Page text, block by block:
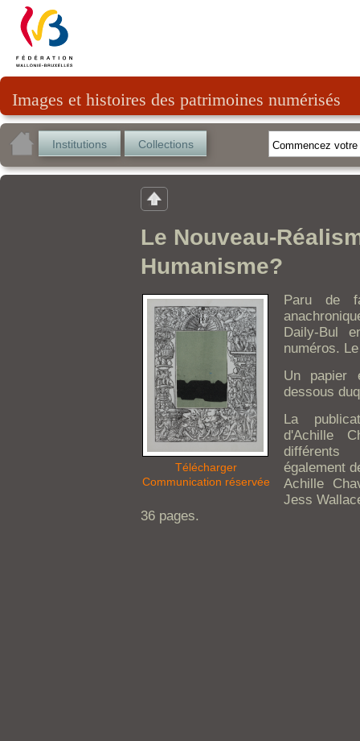
Images et histoires des patrimoines numérisés
Institutions Collections
Le Nouveau-
Humanisme?
Télécharger
Communication réservée
Paru de
Daily-Bul
numéros.
Un papier
dessous
La
d'Achille
différents
également
Achille
Jess
36 pages.